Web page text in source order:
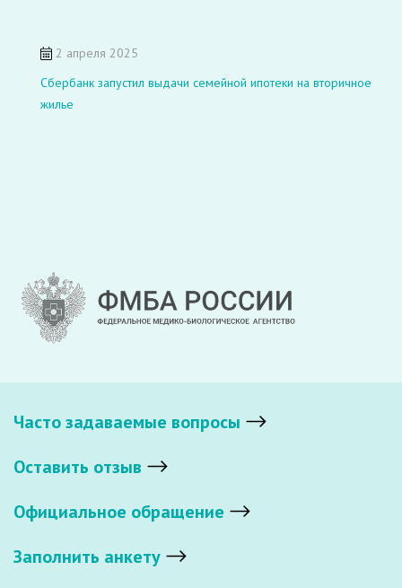
2 апреля 2025
Сбербанк запустил выдачи семейной ипотеки на вторичное
жилье
Часто задаваемые вопросы
Оставить отзыв
Официальное обращение
Заполнить анкету